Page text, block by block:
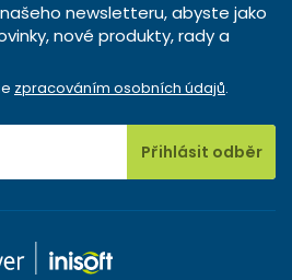
newsletteru, abyste jako
nové produkty, rady a
zpracováním osobních údajů.
Přihlásit odběr